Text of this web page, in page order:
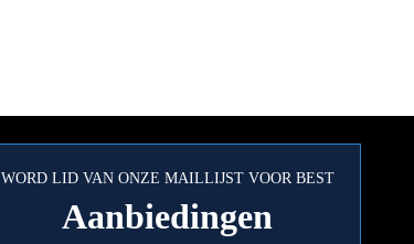
WORD LID VAN ONZE MAILLIJST VOOR BEST
Aanbiedingen